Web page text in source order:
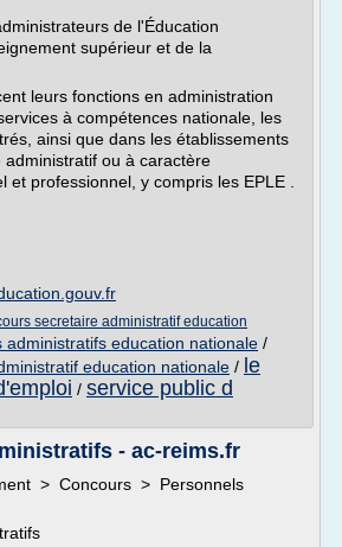
de l'Éducation
supérieur et de la
leurs fonctions en administration
à compétences nationale, les
ainsi que dans les établissements
administratif ou à caractère
et professionnel, y compris les EPLE .
secretaire administratif education
administratifs education nationale /
education nationale / le
/ service public d
- ac-reims.fr
> Concours > Personnels